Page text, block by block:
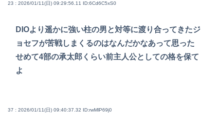
23 : 2026/01/11(日) 09:29:56.11 ID:6Cd6C5xS0
DIOより遥かに強い柱の男と対等に渡り合ってきたジ
ョセフが苦戦しまくるのはなんだかなあって思った
せめて4部の承太郎くらい前主人公としての格を保て
よ
37 : 2026/01/11(日) 09:40:37.32 ID:rwMlP69j0